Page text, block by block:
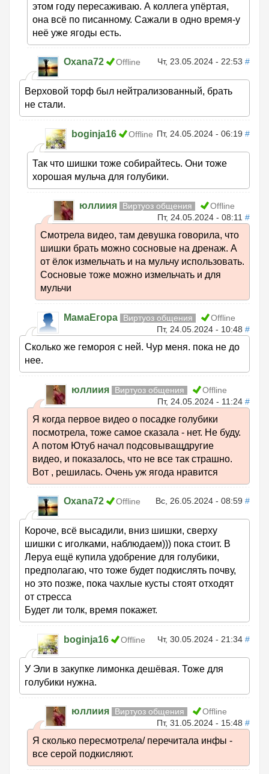
этом году пересаживаю. А коллега упёртая,
она всё по писанному. Сажали в одно время-у
неё уже ягоды есть.
Oxana72 Offline Чт, 23.05.2024 - 22:53 #
Верховой торф был нейтрализованный, брать
не стали.
boginja16 Offline Пт, 24.05.2024 - 06:19 #
Так что шишки тоже собирайтесь. Они тоже
хорошая мульча для голубики.
юллиия Виртуоз общения
Offline
Пт, 24.05.2024 - 08:11 #
Смотрела видео, там девушка говорила, что
шишки брать можно сосновые на дренаж. А
от ёлок измельчать и на мульчу использовать.
Сосновые тоже можно измельчать и для
мульчи
МамаЕгора Виртуоз общения
Offline
Пт, 24.05.2024 - 10:48 #
Сколько же гемороя с ней. Чур меня. пока не до
нее.
юллиия Виртуоз общения
Offline
Пт, 24.05.2024 - 11:24 #
Я когда первое видео о посадке голубики
посмотрела, тоже самое сказала - нет. Не буду.
А потом Ютуб начал подсовыващдругие
видео, и показалось, что не все так страшно.
Вот , решилась. Очень уж ягода нравится
Oxana72 Offline Вс, 26.05.2024 - 08:59 #
Короче, всё высадили, вниз шишки, сверху
шишки с иголками, наблюдаем))) пока стоит. В
Леруа ещё купила удобрение для голубики,
предполагаю, что тоже будет подкислять почву,
но это позже, пока чахлые кусты стоят отходят
от стресса
Будет ли толк, время покажет.
boginja16 Offline Чт, 30.05.2024 - 21:34 #
У Эли в закупке лимонка дешёвая. Тоже для
голубики нужна.
юллиия Виртуоз общения
Offline
Пт, 31.05.2024 - 15:48 #
Я сколько пересмотрела/ перечитала инфы -
все серой подкисляют.